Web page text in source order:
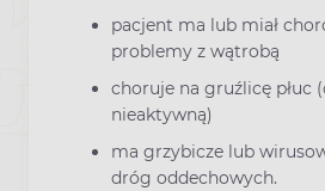
pacjent ma lub miał
problemy z wątrobą
choruje na gruźlicę płuc
nieaktywną)
ma grzybicze lub
dróg oddechowych.